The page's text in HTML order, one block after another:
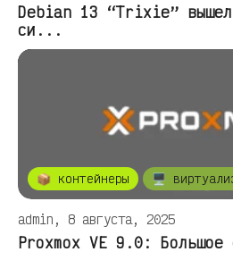
Debian 13 “Trixie”
си...
📦 контейнеры 🖥️
admin, 8 августа, 2025
Proxmox VE 9.0: Большое